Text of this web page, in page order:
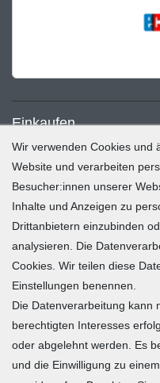
Einkaufen
Zahlung und Versand
Widerrufsrecht
Warenkorb
Zur Kasse
Mein Konto
Registrieren
Login
Wir verwenden Cookies und
Website und verarbeiten
Besucher:innen unserer
Inhalte und Anzeigen zu
Drittanbietern einzubinden
analysieren. Die
Cookies. Wir teilen diese
Einstellungen benennen.
Die Datenverarbeitung kann
berechtigten Interesses
oder abgelehnt werden. Es
und die Einwilligung zu